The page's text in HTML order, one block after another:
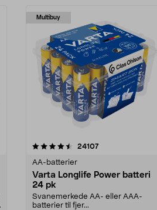
Multibuy
24107anmeldelser
AA-batterier
Varta Longlife Power batteri
24 pk
Svanemerkede AA- eller AAA-
batterier til fjer...
4.5av 5 stjerner